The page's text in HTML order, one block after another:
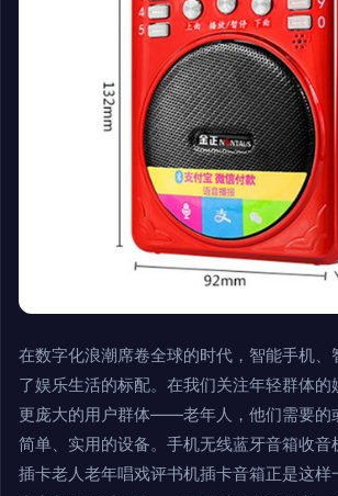
在数字化浪潮席卷全球的时代，智能手机、
了娱乐生活的标配。在我们关注年轻群体的
更庞大的用户群体——老年人，他们需要的
简单、实用的设备。手机无线蓝牙音箱收音
插卡老人老年唱戏评书机插卡音箱正是这样